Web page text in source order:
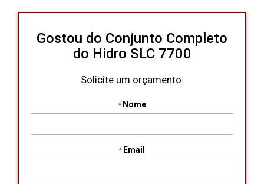
Gostou do Conjunto Completo
do Hidro SLC 7700
Solicite um orçamento.
Nome
Email